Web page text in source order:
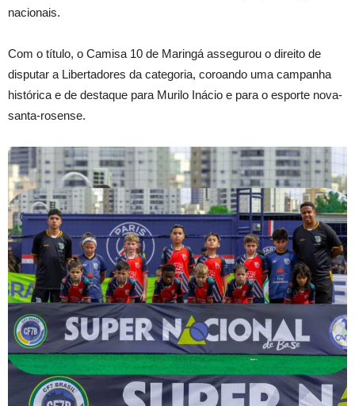
nacionais.
Com o título, o Camisa 10 de Maringá assegurou o direito de
disputar a Libertadores da categoria, coroando uma campanha
histórica e de destaque para Murilo Inácio e para o esporte nova-
santa-rosense.